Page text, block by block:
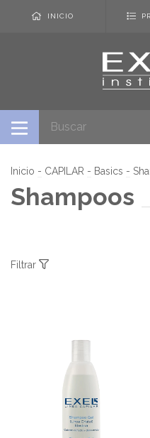
INICIO
Inicio - CAPILAR - Basics -
Shampoos
Filtrar